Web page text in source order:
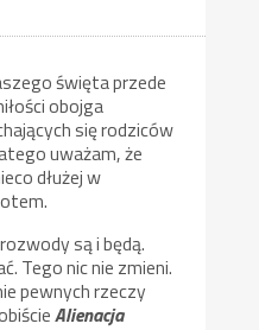
święta przede
obojga
się rodziców
uważam, że
dłużej w
są i będą.
Tego nic nie zmieni.
pewnych rzeczy
Alienacja